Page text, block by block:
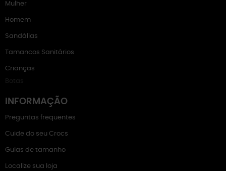
Mulher
Homem
Sandálias
Tamancos Sanitários
Crianças
Botas
INFORMAÇÃO
Preguntas frequentes
Cuide do seu Crocs
Guias de tamanho
Localize sua loja